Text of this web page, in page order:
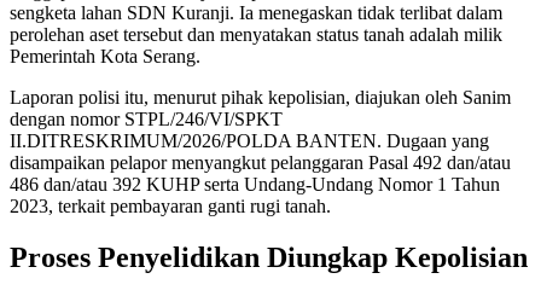
sengketa lahan SDN Kuranji. Ia menegaskan tidak terlibat dalam
perolehan aset tersebut dan menyatakan status tanah adalah milik
Pemerintah Kota Serang.
Laporan polisi itu, menurut pihak kepolisian, diajukan oleh Sanim
dengan nomor STPL/246/VI/SPKT
II.DITRESKRIMUM/2026/POLDA BANTEN. Dugaan yang
disampaikan pelapor menyangkut pelanggaran Pasal 492 dan/atau
486 dan/atau 392 KUHP serta Undang-Undang Nomor 1 Tahun
2023, terkait pembayaran ganti rugi tanah.
Proses Penyelidikan Diungkap Kepolisian